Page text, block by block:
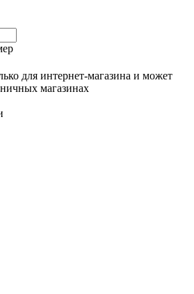
для интернет-магазина и может
магазинах